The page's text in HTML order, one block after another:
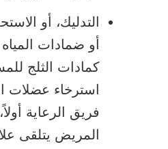
التدليك، أو
أو ضمادات
كمادات الثلج
استرخاء عضلات
فريق الرعاية
المريض يتلقى